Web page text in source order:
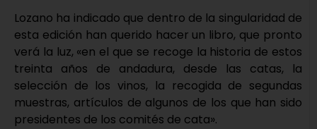
Lozano ha indicado que dentro de la singularidad de
esta edición han querido hacer un libro, que pronto
verá la luz, «en el que se recoge la historia de estos
treinta años de andadura, desde las catas, la
selección de los vinos, la recogida de segundas
muestras, artículos de algunos de los que han sido
presidentes de los comités de cata».